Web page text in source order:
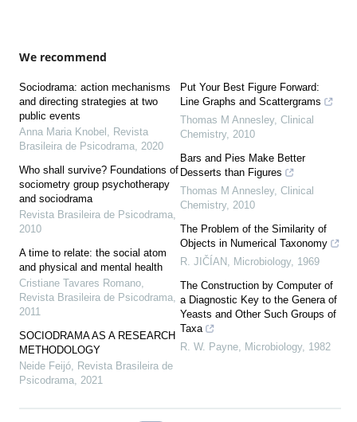
We recommend
Sociodrama: action mechanisms
and directing strategies at two
public events
Anna Maria Knobel , Revista
Brasileira de Psicodrama, 2020
Who shall survive? Foundations of
sociometry group psychotherapy
and sociodrama
Revista Brasileira de Psicodrama,
2010
A time to relate: the social atom
and physical and mental health
Cristiane Tavares Romano,
Revista Brasileira de Psicodrama,
2011
SOCIODRAMA AS A RESEARCH
METHODOLOGY
Neide Feijó, Revista Brasileira de
Psicodrama, 2021
Put Your Best Figure Forward:
Line Graphs and Scattergrams
Thomas M Annesley, Clinical
Chemistry, 2010
Bars and Pies Make Better
Desserts than Figures
Thomas M Annesley, Clinical
Chemistry, 2010
The Problem of the Similarity of
Objects in Numerical Taxonomy
R. JIČÍAN , Microbiology, 1969
The Construction by Computer of
a Diagnostic Key to the Genera of
Yeasts and Other Such Groups of
Taxa
R. W. Payne, Microbiology, 1982